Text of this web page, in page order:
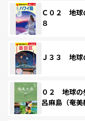
Ｃ０２ 地球
８
Ｊ３３ 地
０２ 地球
呂麻島（奄